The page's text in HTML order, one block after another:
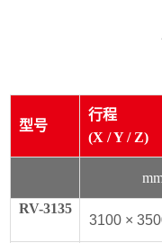
型号
行程
(X / Y / Z)
RV-3135
3100 ×